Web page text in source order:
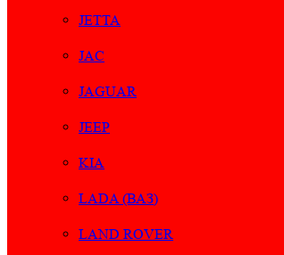
JETTA
JAC
JAGUAR
JEEP
KIA
LADA (ВАЗ)
LAND ROVER